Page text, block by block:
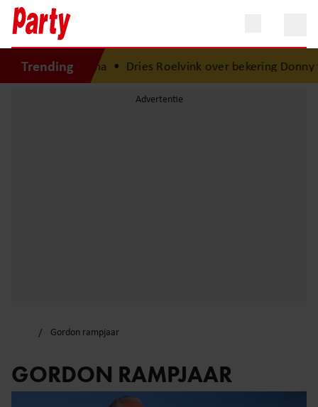
Trending
wordt oma•Dries Roelvink over bekering Donny
Gordon rampjaar
GORDON RAMPJAAR